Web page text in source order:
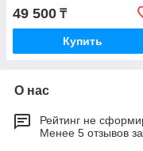
49 500 ₸
Купить
О нас
Рейтинг не
Менее 5 отзывов